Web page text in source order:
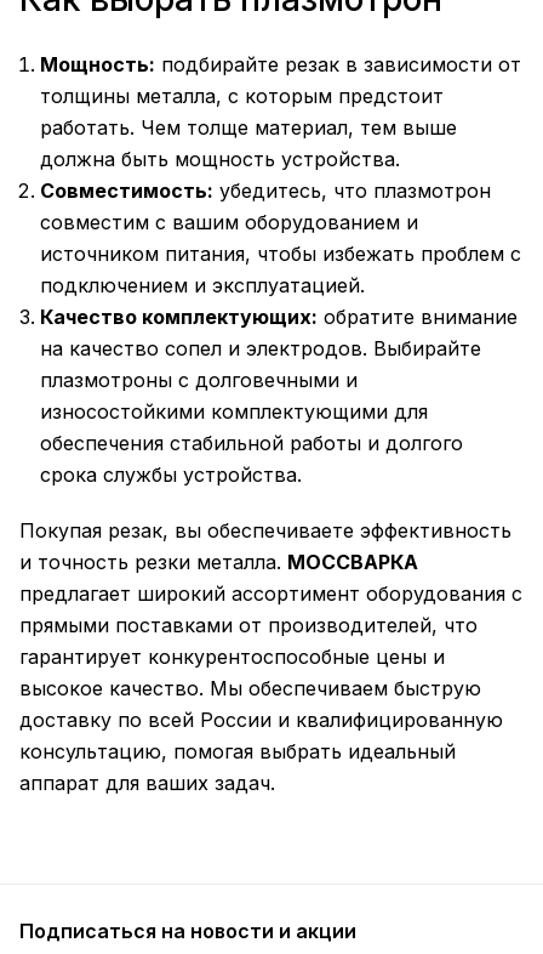
Мощность: подбирайте резак в зависимости от
толщины металла, с которым предстоит
работать. Чем толще материал, тем выше
должна быть мощность устройства.
Совместимость: убедитесь, что плазмотрон
совместим с вашим оборудованием и
источником питания, чтобы избежать проблем с
подключением и эксплуатацией.
Качество комплектующих: обратите внимание
на качество сопел и электродов. Выбирайте
плазмотроны с долговечными и
износостойкими комплектующими для
обеспечения стабильной работы и долгого
срока службы устройства.
Покупая резак, вы обеспечиваете эффективность
и точность резки металла. МОССВАРКА
предлагает широкий ассортимент оборудования с
прямыми поставками от производителей, что
гарантирует конкурентоспособные цены и
высокое качество. Мы обеспечиваем быструю
доставку по всей России и квалифицированную
консультацию, помогая выбрать идеальный
аппарат для ваших задач.
Подписаться на новости и акции